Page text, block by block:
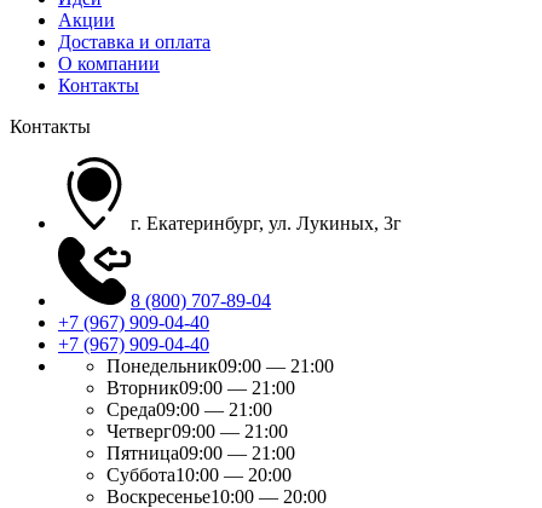
Акции
Доставка и оплата
О компании
Контакты
Контакты
г. Екатеринбург, ул. Лукиных, 3г
8 (800) 707-89-04
+7 (967) 909-04-40
+7 (967) 909-04-40
Понедельник09:00 — 21:00
Вторник09:00 — 21:00
Среда09:00 — 21:00
Четверг09:00 — 21:00
Пятница09:00 — 21:00
Суббота10:00 — 20:00
Воскресенье10:00 — 20:00